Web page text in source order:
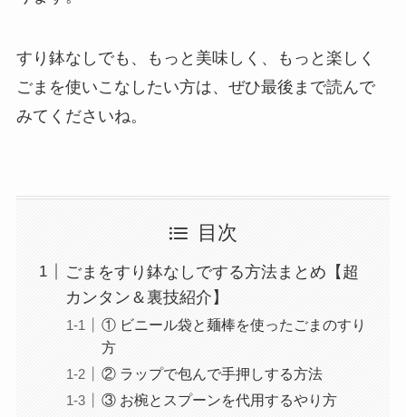
すり鉢なしでも、もっと美味しく、もっと楽しく
ごまを使いこなしたい方は、ぜひ最後まで読んで
みてくださいね。
目次
ごまをすり鉢なしでする方法まとめ【超
カンタン＆裏技紹介】
① ビニール袋と麺棒を使ったごまのすり
方
② ラップで包んで手押しする方法
③ お椀とスプーンを代用するやり方